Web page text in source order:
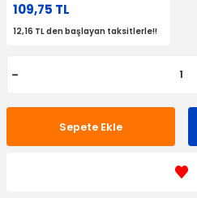
109,75 TL
12,16 TL den başlayan taksitlerle!!
Sepete Ekle